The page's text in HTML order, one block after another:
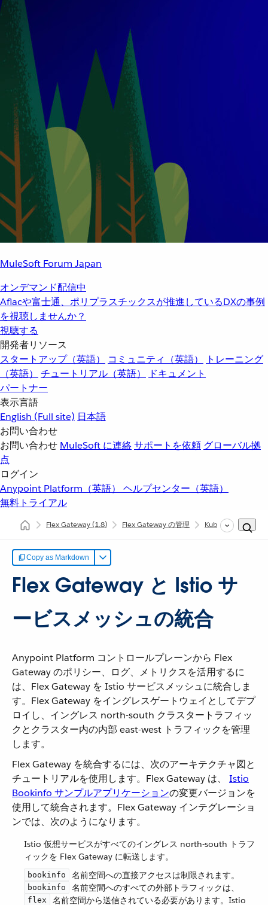
MuleSoft Forum Japan
オンデマンド配信中
Aflacや富士通、ポリプラスチックスが推進しているDXの事例
を視聴しませんか？
視聴する
開発者リソース
スタートアップ（英語）
コミュニティ（英語）
トレーニング
（英語）
チュートリアル（英語）
ドキュメント
パートナー
表示言語
English (Full site) 日本語
お問い合わせ
お問い合わせ MuleSoft に連絡サポートを依頼 グローバル拠
点
ログイン
Anypoint Platform（英語） ヘルプセンター（英語）
無料トライアル
Flex Gateway(1.8) Flex Gateway の管理 Kubernetes デプロ
Copy as Markdown
Flex Gateway と Istio サ
ービスメッシュの統合
Anypoint Platform コントロールプレーンから Flex
Gateway のポリシー、ログ、メトリクスを活用するに
は、Flex Gateway を Istio サービスメッシュに統合しま
す。Flex Gateway をイングレスゲートウェイとしてデプ
ロイし、イングレス north-south クラスタートラフィッ
クとクラスター内の内部 east-west トラフィックを管理
します。
Flex Gateway を統合するには、次のアーキテクチャ図と
チュートリアルを使用します。Flex Gateway は、 Istio
Bookinfo サンプルアプリケーション​の変更バージョンを
使用して統合されます。Flex Gateway インテグレーショ
ンでは、次のようになります。
Istio 仮想サービスがすべてのイングレス north-south トラフ
ィックを Flex Gateway に転送します。
bookinfo ​ 名前空間への直接アクセスは制限されます。​
bookinfo ​ 名前空間へのすべての外部トラフィックは、​
flex ​ 名前空間から送信されている必要があります。Istio